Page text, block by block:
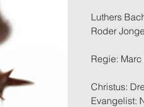
Luthers
Roder
Regie: Marc
Christus:
Evangelist: